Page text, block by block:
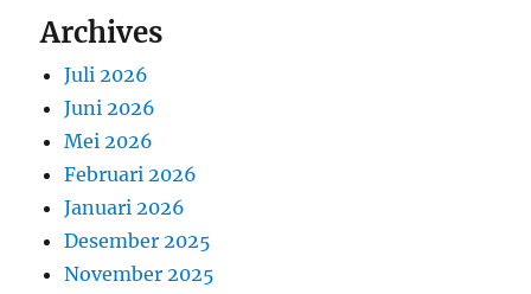
Archives
Juli 2026
Juni 2026
Mei 2026
Februari 2026
Januari 2026
Desember 2025
November 2025